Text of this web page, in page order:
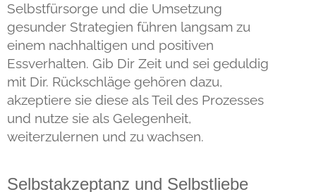
Selbstfürsorge und die Umsetzung
gesunder Strategien führen langsam zu
einem nachhaltigen und positiven
Essverhalten. Gib Dir Zeit und sei geduldig
mit Dir. Rückschläge gehören dazu,
akzeptiere sie diese als Teil des Prozesses
und nutze sie als Gelegenheit,
weiterzulernen und zu wachsen.
Selbstakzeptanz und Selbstliebe